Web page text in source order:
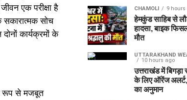
एक परीक्षा है
सकारात्मक सोच
कार्यक्रमों के
रूप से मजबूत
CHAMOLI 9 hours
हेमकुंड साहिब से
हादसा, बाइक
मौत
UTTARAKHAND
10 hours ago
उत्तराखंड में बिगड़ा
के लिए ऑरेंज अलर्ट,
का अनुमान